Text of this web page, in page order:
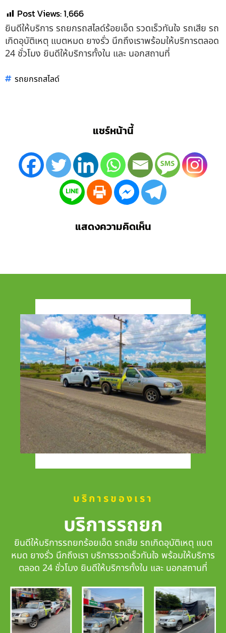
Post Views:1,666
ยินดีให้บริการ รถยกรถสไลด์ร้อยเอ็ด รวดเร็วทันใจ รถเสีย รถ
เกิดอุบัติเหตุ แบตหมด ยางรั่ว นึกถึงเราพร้อมให้บริการตลอด
24 ชั่วโมง ยินดีให้บริการทั้งใน และ นอกสถานที่
รถยกรถสไลด์
แชร์หน้านี้
แสดงความคิดเห็น
บริการของเรา
บริการรถยก
ยินดีให้บริการรถยกร้อยเอ็ด รถเสีย รถเกิดอุบัติเหตุ แบต
หมด ยางรั่ว นึกถึงเรา บริการรวดเร็วทันใจ พร้อมให้บริการ
ตลอด 24 ชั่วโมง ยินดีให้บริการทั้งใน และ นอกสถานที่